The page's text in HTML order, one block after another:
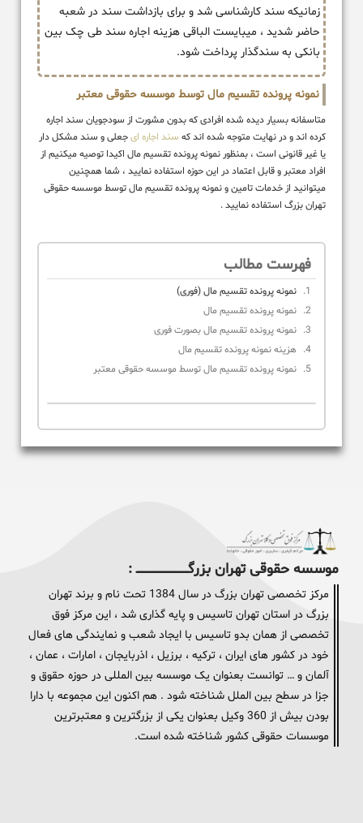
زمانیکه سند کارشناسی شد و برای بازداشت سند در شعبه
حاضر شدید ، میبایست الباقی هزینه اجاره سند طی چک بین
بانکی به سندگذار پرداخت شود.
نمونه پرونده تقسیم مال توسط موسسه حقوقی معتبر
متاسفانه بسیار دیده شده افرادی که بدون مشورت از سودجویان سند اجاره
کرده اند و در نهایت متوجه شده اند که سند اجاره ایجعلی و سند مشکل دار
یا غیر قانونی است ، بمنظور نمونه پرونده تقسیم مال اکیدا توصیه میکنیم از
افراد معتبر و قابل اعتماد در این حوزه استفاده نمایید ، شما همچنین
میتوانید از خدمات تامین و نمونه پرونده تقسیم مال توسط موسسه حقوقی
تهران بزرگ استفاده نمایید .
فهرست مطالب
نمونه پرونده تقسیم مال (فوری)
نمونه پرونده تقسیم مال
نمونه پرونده تقسیم مال بصورت فوری
هزینه نمونه پرونده تقسیم مال
نمونه پرونده تقسیم مال توسط موسسه حقوقی معتبر
موسسه حقوقی تهران بزرگــــــــــــــــــــــــــــــــ :
مرکز تخصصی تهران بزرگ در سال 1384 تحت نام و برند تهران
بزرگ در استان تهران تاسیس و پایه گذاری شد ، این مرکز فوق
تخصصی از همان بدو تاسیس با ایجاد شعب و نمایندگی های فعال
خود در کشور های ایران ، ترکیه ، برزیل ، اذربایجان ، امارات ، عمان ،
آلمان و … توانست بعنوان یک موسسه بین المللی در حوزه حقوق و
جزا در سطح بین الملل شناخته شود . هم اکنون این مجموعه با دارا
بودن بیش از 360 وکیل بعنوان یکی از بزرگترین و معتبرترین
موسسات حقوقی کشور شناخته شده است.